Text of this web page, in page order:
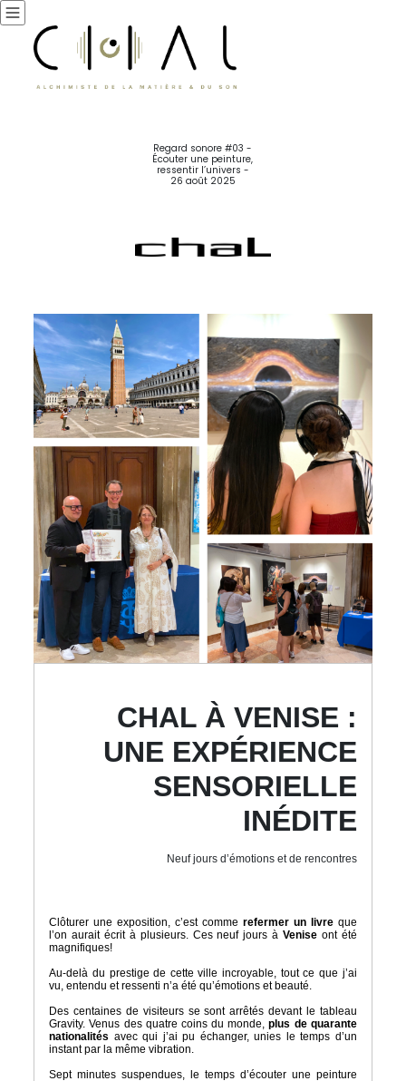
Regard sonore #03 -
Écouter une peinture,
ressentir l’univers -
26 août 2025
CHAL À VENISE :
UNE EXPÉRIENCE
SENSORIELLE
INÉDITE
Neuf jours d’émotions et de rencontres
Clôturer une exposition, c’est comme refermer un livreque
l’on aurait écrit à plusieurs. Ces neuf jours à Veniseont été
magnifiques!
Au-delà du prestige de cette ville incroyable, tout ce que j’ai
vu, entendu et ressenti n’a été qu’émotions et beauté.
Des centaines de visiteurs se sont arrêtés devant le tableau
Gravity. Venus des quatre coins du monde,plus de quarante
nationalités avec qui j’ai pu échanger, unies le temps d’un
instant par la même vibration.
Sept minutes suspendues, le temps d’écouter une peinture